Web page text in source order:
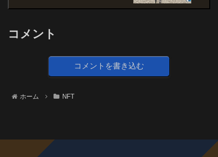
コメント
コメントを書き込む
ホーム NFT